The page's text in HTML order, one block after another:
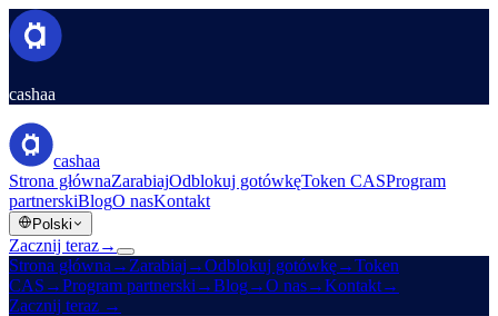
cashaa
cashaa
Strona głównaZarabiajOdblokuj gotówkęToken CASProgram
partnerskiBlogO nasKontakt
Polski
Zacznij teraz→
Strona główna → Zarabiaj →Odblokuj gotówkę→Token
CAS →Program partnerski →Blog→O nas→Kontakt→
Zacznij teraz →